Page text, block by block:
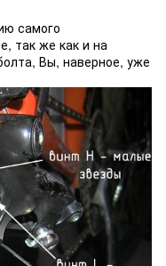
самого
так же как и на
Вы, наверное, уже